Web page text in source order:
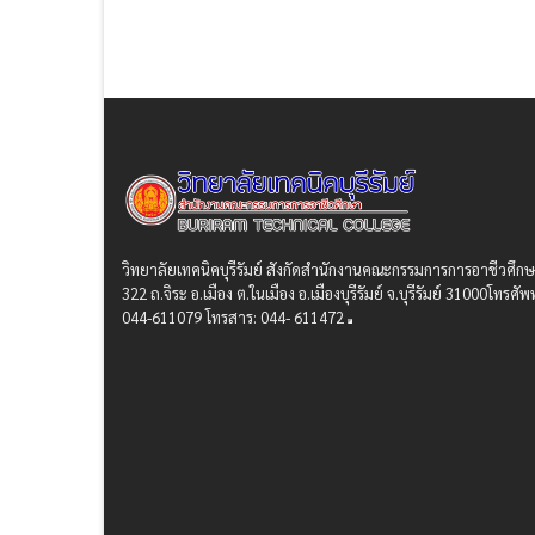
วิทยาลัยเทคนิคบุรีรัมย์ สังกัดสํานักงานคณะกรรมการการอาชีวศึก
322 ถ.จิระ อ.เมือง ต.ในเมือง อ.เมืองบุรีรัมย์ จ.บุรีรัมย์ 31000โทรศัพ
044-611079 โทรสาร: 044- 611472